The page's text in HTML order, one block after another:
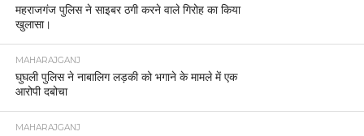
महराजगंज पुलिस ने साइबर ठगी करने वाले गिरोह का किया
खुलासा।
MAHARAJGANJ
घुघली पुलिस ने नाबालिग लड़की को भगाने के मामले में एक
आरोपी दबोचा
MAHARAJGANJ